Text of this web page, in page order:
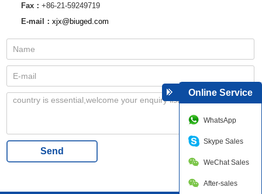
Fax：+86-21-59249719
E-mail：xjx@biuged.com
Send
Online Service
WhatsApp
Skype Sales
WeChat Sales
After-sales